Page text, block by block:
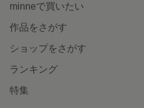
minneで買いたい
作品をさがす
ショップをさがす
ランキング
特集